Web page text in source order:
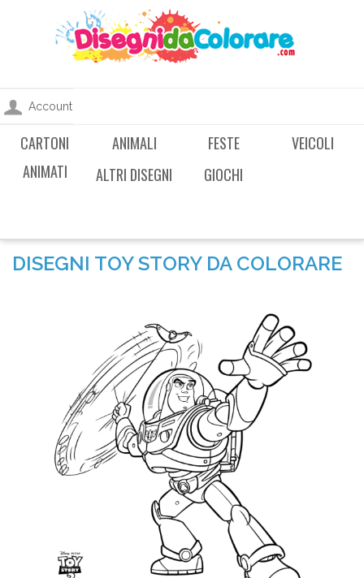
Account
CARTONI
ANIMATI
ANIMALI FESTE
VEICOLI
ALTRI DISEGNI
GIOCHI
DISEGNI TOY STORY DA COLORARE